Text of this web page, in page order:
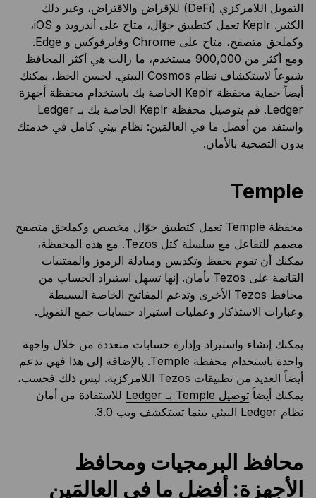
التمويل اللامركزي (DeFi) للإقراض والاقتراض، وغير ذلك
الكثير. Keplr تعمل كتطبيق جوّال، متاح على أندرويد و iOS،
وكملحق متصفح، متاح على Chrome وفايرفوكس و Edge.
ومع أكثر من 900,000 مستخدم، ما زالت هي أكثر المحافظ
شيوعاً لاستكشاف نظام Cosmos البيئي. لحسن الحظ، يمكنك
أيضاً حماية محفظة Keplr الخاصة بك باستخدام محفظة أجهزة
Ledger.
قم بتوصيل محفظة Keplr الخاصة بك بـ Ledger
واستفد من أفضل ما في العالمَين: نظام بيئي كامل في خدمتك
بدون التضحية بالأمان.
Temple
محفظة Temple تعمل كتطبيق جوّال مخصص وكملحق متصفح
مصمم للتفاعل مع سلسلة كتل Tezos. مع هذه المحفظة،
يمكنك أن تقوم بحفظ وتكديس ومبادلة الرموز والمقتنيات
القائمة على Tezos بأمان. إنها تسهل استيراد الحساب من
محافظ Tezos الأخرى وتدعم المفاتيح الخاصة البسيطة
وعبارات الاستذكار وعمليات استيراد حسابات جمع التمويل.
يمكنك إنشاء واستيراد وإدارة حسابات متعددة من خلال واجهة
واحدة باستخدام محفظة Temple. بالإضافة إلى هذا فهي تدعم
أيضاً العديد من تطبيقات Tezos اللامركزية. ليس ذلك فحسب،
يمكنك أيضاً توصيل Temple بـ Ledger
للاستفادة من أمان
نظام Ledger البيئي بينما تستكشف ويب 3.0.
محافظ البرمجيات ومحافظ
الأجهزة: أفضل ما في العالمَين